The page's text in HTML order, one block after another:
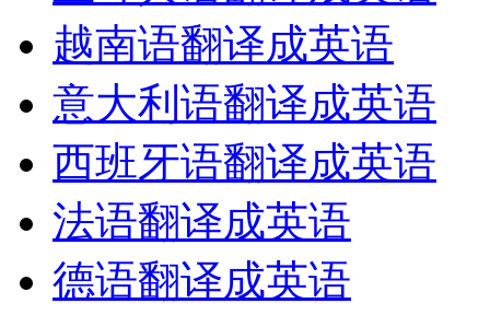
越南语翻译成英语
意大利语翻译成英语
西班牙语翻译成英语
法语翻译成英语
德语翻译成英语